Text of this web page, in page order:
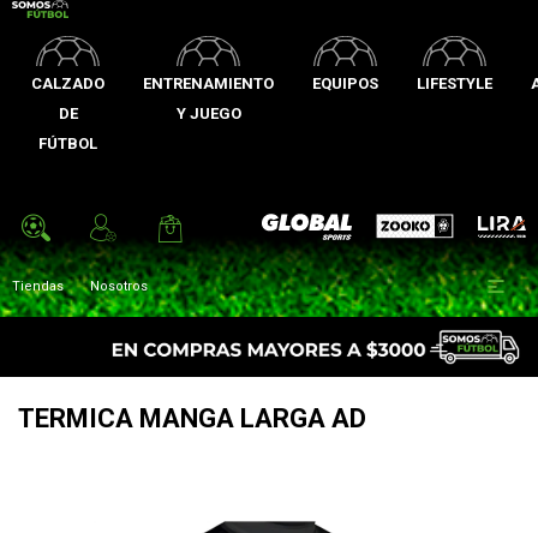
CALZADO
DE
FÚTBOL
ENTRENAMIENTO
Y JUEGO
EQUIPOS LIFESTYLE
Global Sports Zooko Lira
Tiendas Nosotros 
TERMICA MANGA LARGA AD